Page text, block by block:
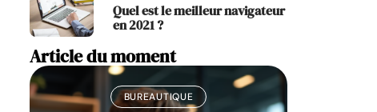
Quel est le meilleur navigateur
en 2021 ?
Article du moment
BUREAUTIQUE